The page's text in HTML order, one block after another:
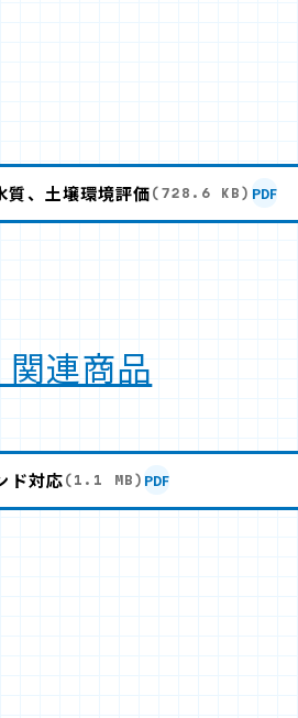
質、土壌環境評価 (728.6 KB) PDF
連商品
ド対応 (1.1 MB) PDF